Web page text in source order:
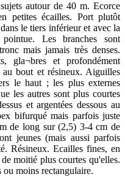
autour de 40 m. Ecorce
petites écailles. Port plutôt
le tiers inférieur et avec la
Les branches sont
mais jamais très denses.
gla¬bres et profondément
au bout et résineux. Aiguilles
le haut ; les plus externes
les autres sont plus courtes
et argentées dessous au
bifurqué mais parfois juste
de long sur (2,5) 3-4 cm de
jeunes (mais aussi parfois
Résineux. Ecailles fines, en
moitié plus courtes qu'elles.
moins rectangulaire.